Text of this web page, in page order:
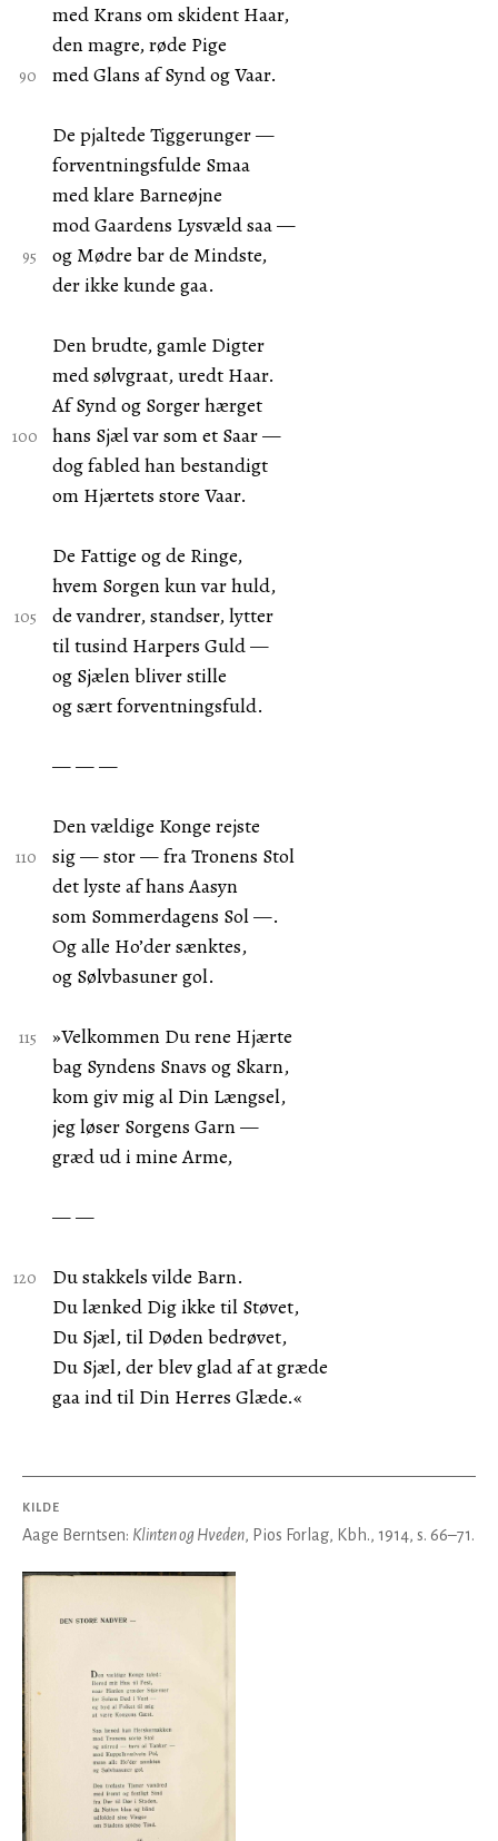
med Krans om skident Haar,
den magre, røde Pige
med Glans af Synd og Vaar.
De pjaltede Tiggerunger —
forventningsfulde Smaa
med klare Barneøjne
mod Gaardens Lysvæld saa —
og Mødre bar de Mindste,
der ikke kunde gaa.
Den brudte, gamle Digter
med sølvgraat, uredt Haar.
Af Synd og Sorger hærget
hans Sjæl var som et Saar —
dog fabled han bestandigt
om Hjærtets store Vaar.
De Fattige og de Ringe,
hvem Sorgen kun var huld,
de vandrer, standser, lytter
til tusind Harpers Guld —
og Sjælen bliver stille
og sært forventningsfuld.
— — —
Den vældige Konge rejste
sig — stor — fra Tronens Stol
det lyste af hans Aasyn
som Sommerdagens Sol —.
Og alle Ho’der sænktes,
og Sølvbasuner gol.
»Velkommen Du rene Hjærte
bag Syndens Snavs og Skarn,
kom giv mig al Din Længsel,
jeg løser Sorgens Garn —
græd ud i mine Arme,
— —
Du stakkels vilde Barn.
Du lænked Dig ikke til Støvet,
Du Sjæl, til Døden bedrøvet,
Du Sjæl, der blev glad af at græde
gaa ind til Din Herres Glæde.«
KILDE
Aage Berntsen: Klinten og Hveden, Pios Forlag, Kbh., 1914, s. 66–71.